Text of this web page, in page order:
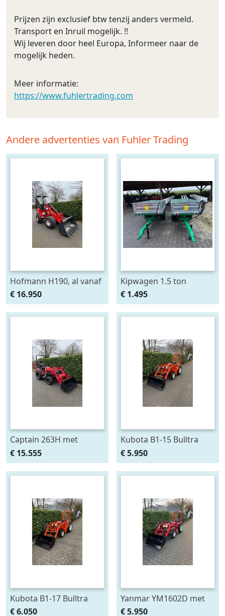
Prijzen zijn exclusief btw tenzij anders vermeld.
Transport en Inruil mogelijk. !!
Wij leveren door heel Europa, Informeer naar de
mogelijk heden.
Meer informatie:
https://www.fuhlertrading.com
Andere advertenties van Fuhler Trading
Hofmann H190, al vanaf
€ 325,- per maand.
€ 16.950
Kipwagen 1.5 ton
€ 1.495
Captain 263H met
voorlader al af €295,-
p/m Gratis klepel
€ 15.555
Kubota B1-15 Bulltra
met voorlader, al vanaf €
99,- per
€ 5.950
Kubota B1-17 Bulltra
met voorlader, al vanaf €
€ 6.050
Yanmar YM1602D met
voorlader, al vanaf € 99,-
€ 5.950